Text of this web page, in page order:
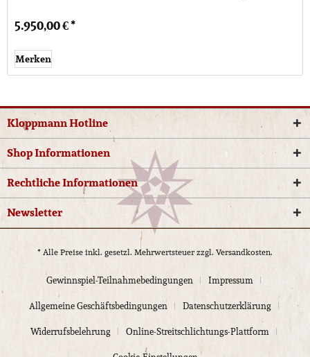
5.950,00 € *
Merken
Kloppmann Hotline
Shop Informationen
Rechtliche Informationen
Newsletter
* Alle Preise inkl. gesetzl. Mehrwertsteuer zzgl. Versandkosten.
Gewinnspiel-Teilnahmebedingungen
Impressum
Allgemeine Geschäftsbedingungen
Datenschutzerklärung
Widerrufsbelehrung
Online-Streitschlichtungs-Plattform